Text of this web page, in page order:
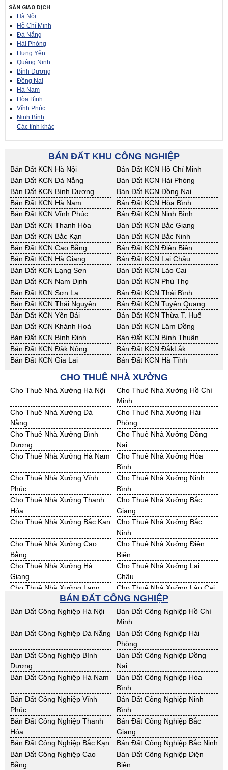
SÀN GIAO DỊCH
Hà Nội
Hồ Chí Minh
Đà Nẵng
Hải Phòng
Hưng Yên
Quảng Ninh
Bình Dương
Đồng Nai
Hà Nam
Hòa Bình
Vĩnh Phúc
Ninh Bình
Các tỉnh khác
BÁN ĐẤT KHU CÔNG NGHIỆP
Bán Đất KCN Hà Nội
Bán Đất KCN Hồ Chí Minh
Bán Đất KCN Đà Nẵng
Bán Đất KCN Hải Phòng
Bán Đất KCN Bình Dương
Bán Đất KCN Đồng Nai
Bán Đất KCN Hà Nam
Bán Đất KCN Hòa Bình
Bán Đất KCN Vĩnh Phúc
Bán Đất KCN Ninh Bình
Bán Đất KCN Thanh Hóa
Bán Đất KCN Bắc Giang
Bán Đất KCN Bắc Kạn
Bán Đất KCN Bắc Ninh
Bán Đất KCN Cao Bằng
Bán Đất KCN Điện Biên
Bán Đất KCN Hà Giang
Bán Đất KCN Lai Châu
Bán Đất KCN Lạng Sơn
Bán Đất KCN Lào Cai
Bán Đất KCN Nam Định
Bán Đất KCN Phú Thọ
Bán Đất KCN Sơn La
Bán Đất KCN Thái Bình
Bán Đất KCN Thái Nguyên
Bán Đất KCN Tuyên Quang
Bán Đất KCN Yên Bái
Bán Đất KCN Thừa T. Huế
Bán Đất KCN Khánh Hoà
Bán Đất KCN Lâm Đồng
Bán Đất KCN Bình Định
Bán Đất KCN Bình Thuận
Bán Đất KCN Đăk Nông
Bán Đất KCN ĐắkLắk
Bán Đất KCN Gia Lai
Bán Đất KCN Hà Tĩnh
Bán Đất KCN Nghệ An
Bán Đất KCN Ninh Thuận
Bán Đất KCN Phú Yên
Bán Đất KCN Quảng Bình
Bán Đất KCN Quảng Nam
Bán Đất KCN Quảng Ngãi
Bán Đất KCN Bà Rịa - VT
Bán Đất KCN Cần Thơ
Bán Đất KCN An Giang
Bán Đất KCN Bạc Liêu
Bán Đất KCN Bến Tre
Bán Đất KCN Bình Phước
Bán Đất KCN Cà Mau
Bán Đất KCN Đồng Tháp
Bán Đất KCN Hậu Giang
Bán Đất KCN Kiên Giang
Bán Đất KCN Long An
Bán Đất KCN Sóc Trăng
Bán Đất KCN Tây Ninh
Bán Đất KCN Tiền Giang
Bán Đất KCN Trà Vinh
Bán Đất KCN Vĩnh Long
Bán Đất KCN Hải Dương
Bán Đất KCN Hưng Yên
Bán Đất KCN Quảng Ninh
CHO THUÊ NHÀ XƯỞNG
Cho Thuê Nhà Xưởng Hà Nội
Cho Thuê Nhà Xưởng Hồ Chí
Minh
Cho Thuê Nhà Xưởng Đà
Nẵng
Cho Thuê Nhà Xưởng Hải
Phòng
Cho Thuê Nhà Xưởng Bình
Dương
Cho Thuê Nhà Xưởng Đồng
Nai
Cho Thuê Nhà Xưởng Hà Nam
Cho Thuê Nhà Xưởng Hòa
Bình
Cho Thuê Nhà Xưởng Vĩnh
Phúc
Cho Thuê Nhà Xưởng Ninh
Bình
Cho Thuê Nhà Xưởng Thanh
Hóa
Cho Thuê Nhà Xưởng Bắc
Giang
Cho Thuê Nhà Xưởng Bắc Kạn
Cho Thuê Nhà Xưởng Bắc
Ninh
Cho Thuê Nhà Xưởng Cao
Bằng
Cho Thuê Nhà Xưởng Điện
Biên
Cho Thuê Nhà Xưởng Hà
Giang
Cho Thuê Nhà Xưởng Lai
Châu
Cho Thuê Nhà Xưởng Lạng
Cho Thuê Nhà Xưởng Lào Cai
Cho Thuê Nhà Xưởng Nam
Cho Thuê Nhà Xưởng Phú Thọ
Cho Thuê Nhà Xưởng Sơn La
Cho Thuê Nhà Xưởng Thái
Bình
Cho Thuê Nhà Xưởng Thái
Nguyên
Cho Thuê Nhà Xưởng Tuyên
Quang
Cho Thuê Nhà Xưởng Yên Bái
Cho Thuê Nhà Xưởng Thừa T.
Huế
Cho Thuê Nhà Xưởng Khánh
Hoà
Cho Thuê Nhà Xưởng Lâm
Đồng
Cho Thuê Nhà Xưởng Bình
Định
Cho Thuê Nhà Xưởng Bình
Thuận
Cho Thuê Nhà Xưởng Đăk
Nông
Cho Thuê Nhà Xưởng ĐắkLắk
Cho Thuê Nhà Xưởng Gia Lai
Cho Thuê Nhà Xưởng Hà Tĩnh
BÁN ĐẤT CÔNG NGHIỆP
Bán Đất Công Nghiệp Hà Nội
Bán Đất Công Nghiệp Hồ Chí
Minh
Bán Đất Công Nghiệp Đà Nẵng
Bán Đất Công Nghiệp Hải
Phòng
Bán Đất Công Nghiệp Bình
Dương
Bán Đất Công Nghiệp Đồng
Nai
Bán Đất Công Nghiệp Hà Nam
Bán Đất Công Nghiệp Hòa
Bình
Bán Đất Công Nghiệp Vĩnh
Phúc
Bán Đất Công Nghiệp Ninh
Bình
Bán Đất Công Nghiệp Thanh
Hóa
Bán Đất Công Nghiệp Bắc
Giang
Bán Đất Công Nghiệp Bắc Kạn
Bán Đất Công Nghiệp Bắc Ninh
Bán Đất Công Nghiệp Cao
Bằng
Bán Đất Công Nghiệp Điện
Biên